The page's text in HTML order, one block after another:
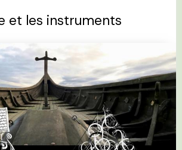
et les instruments